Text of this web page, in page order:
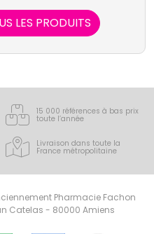
de régulation et de
l'organisme.
LES PRODUITS
15 000 références à bas prix
toute l’année
Livraison dans toute la
France métropolitaine
Pharmacie Fachon
Catelas - 80000 Amiens